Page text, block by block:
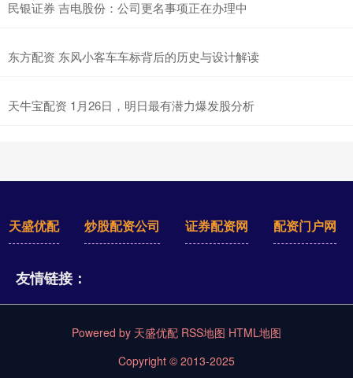
民银证券 吉电股份：公司更名事项正在办理中
东方配资 东风小客车车标背后的历史与设计解读
天牛宝配资 1月26日，明日最有潜力爆发股分析
天盛优配 炒股配资公司 证券配资网 配资门户网
友情链接：
Powered by 天盛优配 RSS地图 HTML地图
Copyright © 2013-2025